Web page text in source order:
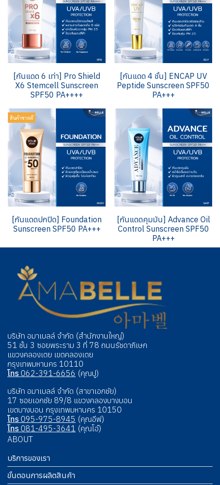
[กันแดด 6 เท่า] Pro Shield
X6 Stemcell Sunscreen
SPF50 PA++++
[กันแดด 4 ชั้น] ENCAP UV
Peptide Sunscreen SPF50
PA+++
สินค้าขายดี
[กันแดดปกปิด] Foundation
Sunscreen SPF50 PA+++
[กันแดดคุมมัน] Advance Oil
Control Sunscreen SPF50
PA+++
บริษัท อมาเบลล์ จำกัด (สำนักงานใหญ่)
51 ชั้น 3 ซอยพระราม 3 ที่ 78 ถนนรัชดาภิเษก
แขวงคลองเตย เขตคลองเตย
กรุงเทพมหานคร 10110
โทร 062-391-6656 (คุณปู)
บริษัท อมาเบลล์ จำกัด (สาขาเอกชัย)
17 ซอยเอกชัย 89/8 แขวงคลองบางบอน
เขตบางบอน กรุงเทพมหานคร 10150
โทร 095-975-8945 (คุณอีฟ)
โทร 081-495-3641 (คุณโอ๋)
ABOUT
บริการของเรา
ขั้นตอนการผลิตสินค้า